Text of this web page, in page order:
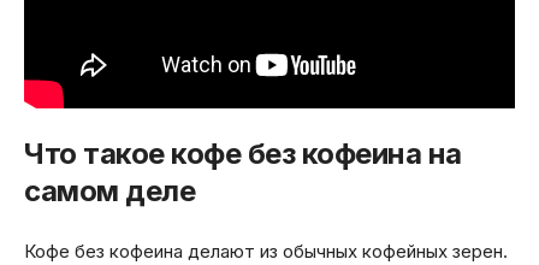
Что такое кофе без кофеина на
самом деле
Кофе без кофеина делают из обычных кофейных зерен.